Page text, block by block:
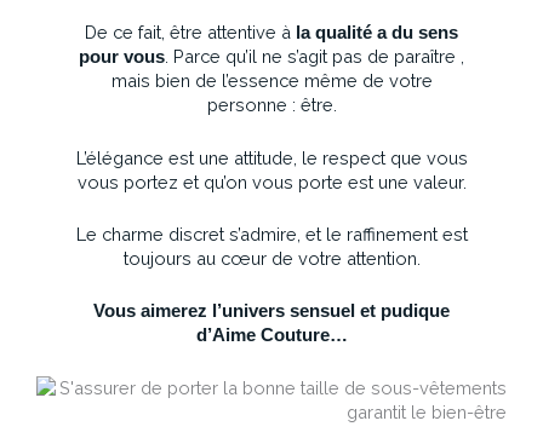
De ce fait, être attentive à la qualité a du sens
pour vous . Parce qu’il ne s’agit pas de paraître ,
mais bien de l’essence même de votre
personne : être.
L’élégance est une attitude, le respect que vous
vous portez et qu’on vous porte est une valeur.
Le charme discret s’admire, et le raffinement est
toujours au cœur de votre attention.
Vous aimerez l’univers sensuel et pudique
d’Aime Couture…